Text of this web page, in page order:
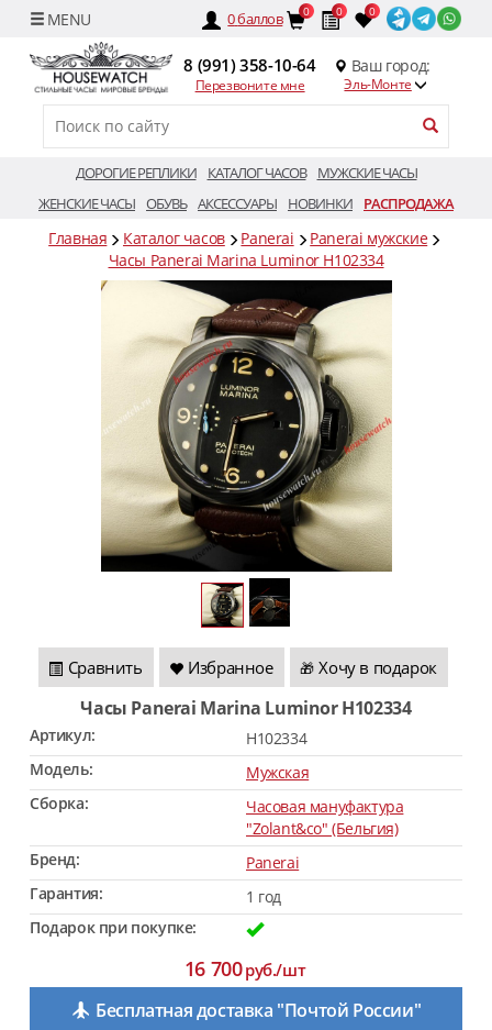
0баллов 0 0 0
8 (991) 358-10-64
Перезвоните мне
Ваш город:
Эль-Монте
ДОРОГИЕ РЕПЛИКИ КАТАЛОГ ЧАСОВ
МУЖСКИЕ ЧАСЫ
ЖЕНСКИЕ ЧАСЫ ОБУВЬ АКСЕССУАРЫ НОВИНКИ РАСПРОДАЖА
Главная Каталог часов Panerai
Panerai мужские
Часы Panerai Marina Luminor H102334
Сравнить Избранное 🎁 Хочу в подарок
Часы Panerai Marina Luminor H102334
Артикул:
H102334
Модель:
Мужская
Сборка:
Часовая мануфактура
"Zolant&co" (Бельгия)
Бренд:
Panerai
Гарантия:
1 год
Подарок при покупке:
16 700руб./шт
Бесплатная доставка "Почтой России"